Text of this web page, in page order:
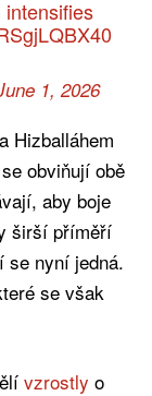
intensifies
1, 2026
Hizballáhem
obviňují obě
aby boje
širší příměří
se nyní jedná.
se však
vzrostly o